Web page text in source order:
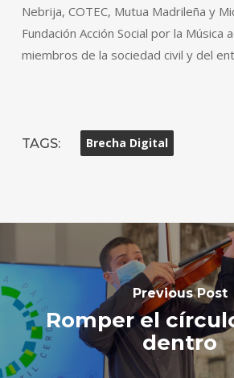
Nebrija, COTEC, Mutua Madrileña y
Fundación Acción Social por la Música
miembros de la sociedad civil y del
TAGS: Brecha Digital
Previous Post
Romper el
dentro